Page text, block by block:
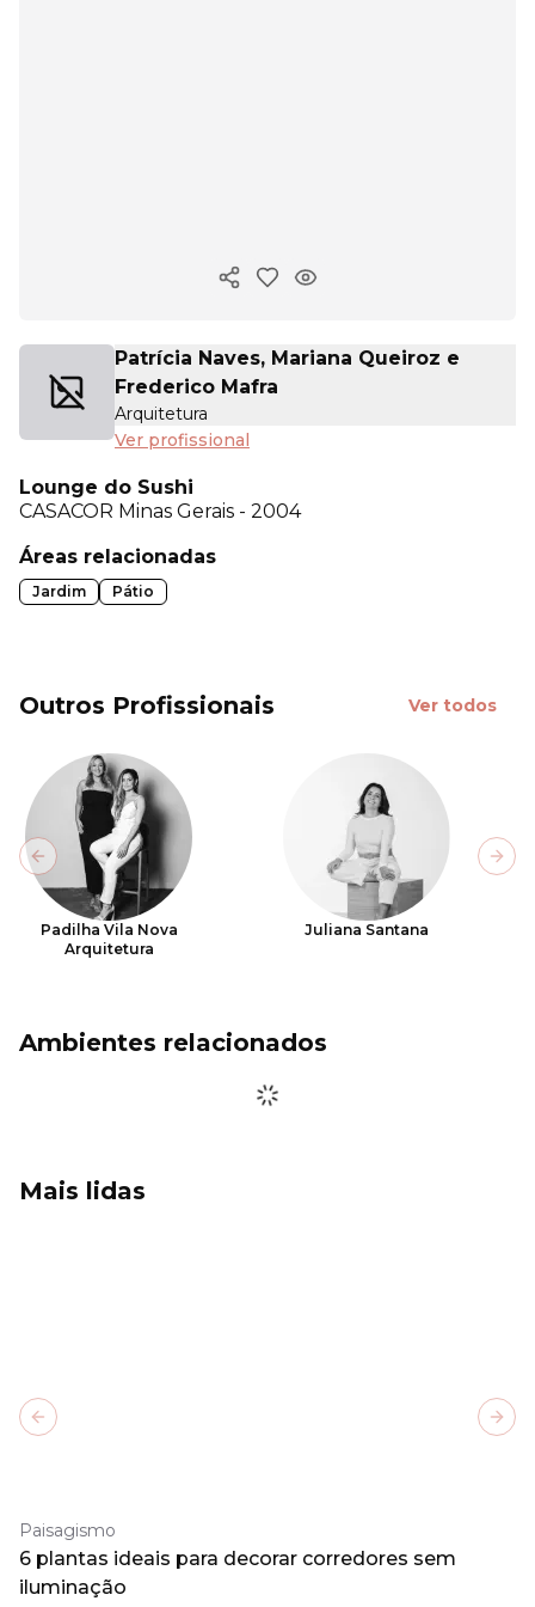
Copiar link
Patrícia Naves, Mariana Queiroz e
Frederico Mafra
Arquitetura
Ver profissional
Lounge do Sushi
CASACOR Minas Gerais - 2004
Áreas relacionadas
Jardim Pátio
Outros Profissionais Ver todos
Padilha Vila Nova
Arquitetura
Juliana Santana
Previous slide
Ambientes relacionados
Mais lidas
Paisagismo
6 plantas ideais para decorar corredores sem
iluminação
Previous slide